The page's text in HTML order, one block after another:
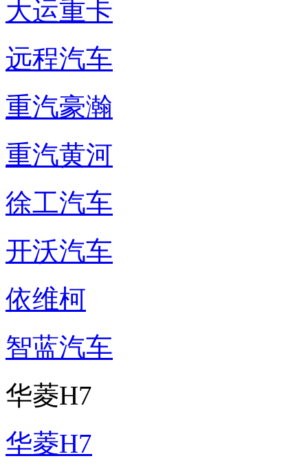
大运重卡
远程汽车
重汽豪瀚
重汽黄河
徐工汽车
开沃汽车
依维柯
智蓝汽车
华菱H7
华菱H7